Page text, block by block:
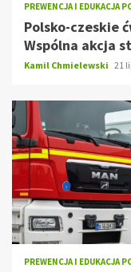
PREWENCJA I EDUKACJA
Polsko-czeskie
Wspólna akcja
Kamil Chmielewski 21
PREWENCJA I EDUKACJA